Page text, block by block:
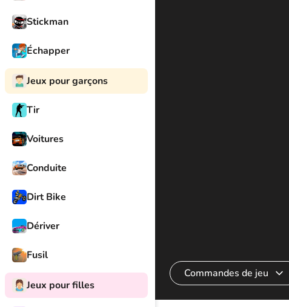
Stickman
Échapper
Jeux pour garçons
Tir
Voitures
Conduite
Dirt Bike
Dériver
Fusil
Jeux pour filles
Commandes de jeu